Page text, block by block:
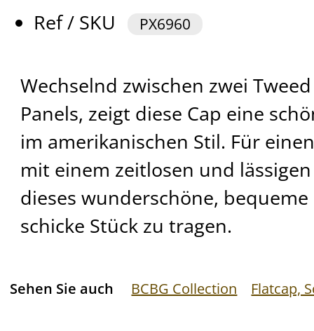
Ref / SKU
PX6960
Wechselnd zwischen zwei
Panels, zeigt diese Cap eine
im amerikanischen Stil. Für
mit einem zeitlosen und
dieses wunderschöne,
schicke Stück zu tragen.
Sehen Sie auch BCBG Collection Flatcap,